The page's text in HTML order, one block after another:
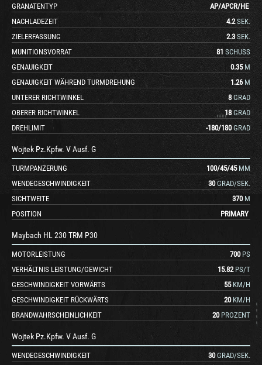
GRANATENTYP
AP/APCR/HE
NACHLADEZEIT
4.2 SEK.
ZIELERFASSUNG
2.3 SEK.
MUNITIONSVORRAT
81 SCHUSS
GENAUIGKEIT
0.35 M
GENAUIGKEIT WÄHREND TURMDREHUNG
1.26 M
UNTERER RICHTWINKEL
8 GRAD
OBERER RICHTWINKEL
18 GRAD
DREHLIMIT
-180/180 GRAD
Wojtek Pz.Kpfw. V Ausf. G
TURMPANZERUNG 100/45/45 MM
WENDEGESCHWINDIGKEIT
30 GRAD/SEK.
SICHTWEITE
370 M
POSITION
PRIMARY
Maybach HL 230 TRM P30
MOTORLEISTUNG 700 PS
VERHÄLTNIS LEISTUNG/GEWICHT
15.82 PS/T
GESCHWINDIGKEIT VORWÄRTS
55 KM/H
GESCHWINDIGKEIT RÜCKWÄRTS
20 KM/H
BRANDWAHRSCHEINLICHKEIT
20 PROZENT
Wojtek Pz.Kpfw. V Ausf. G
WENDEGESCHWINDIGKEIT 30 GRAD/SEK.